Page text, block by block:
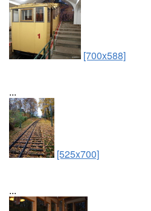
[700x588]
...
[525x700]
...